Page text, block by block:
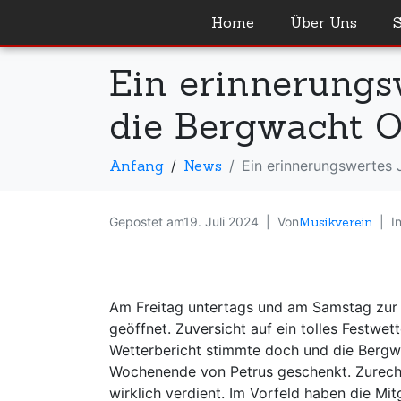
Home Über Uns
Ein
die Bergwacht
Anfang News Ein
Gepostet am19. Juli 2024 VonMusikverein In
Am Freitag untertags und am Samstag
geöffnet. Zuversicht auf ein tolles
Wetterbericht stimmte doch und die
Wochenende von Petrus geschenkt.
wirklich verdient. Im Vorfeld haben die